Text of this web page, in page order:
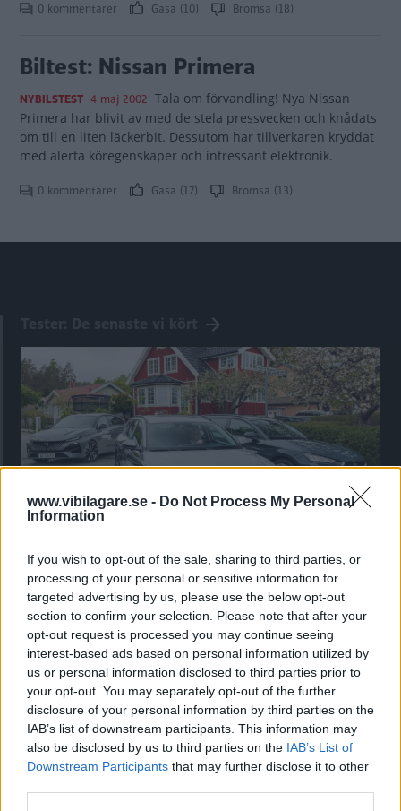
www.vibilagare.se - Do Not Process My Personal
Information
If you wish to opt-out of the sale, sharing to third parties, or
processing of your personal or sensitive information for
targeted advertising by us, please use the below opt-out
section to confirm your selection. Please note that after your
opt-out request is processed you may continue seeing
interest-based ads based on personal information utilized by
us or personal information disclosed to third parties prior to
your opt-out. You may separately opt-out of the further
disclosure of your personal information by third parties on the
IAB’s list of downstream participants. This information may
also be disclosed by us to third parties on the IAB’s List of
Downstream Participants that may further disclose it to other
0 kommentarer Gasa (10) Bromsa (18)
Biltest: Nissan Primera
NYBILSTEST 4 maj 2002 Tala om förvandling! Nya Nissan
Primera har blivit av med de stela pressvecken och knådats
om till en liten läckerbit. Dessutom har tillverkaren kryddat
med alerta köregenskaper och intressant elektronik.
0 kommentarer Gasa (17) Bromsa (13)
Kia utmanar i kombiklassen – blir omkörd
av ”gamlingen”
Nykomlingen fälls av en besvärande nackdel.